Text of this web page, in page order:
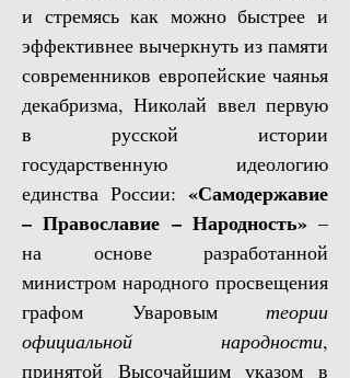
и стремясь как можно быстрее и
эффективнее вычеркнуть из памяти
современников европейские чаянья
декабризма, Николай ввел первую
в русской истории
государственную идеологию
единства России: «Самодержавие
– Православие – Народность»–
на основе разработанной
министром народного просвещения
графом Уваровым теории
официальной народности,
принятой Высочайшим указом в